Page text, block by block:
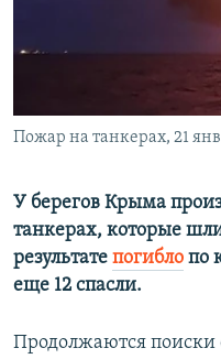
УКРАИНСКАЯ ПРОБЛЕМА
Все сайты RFE/RL
Пожар на танкерах, 21
У берегов Крыма
танкерах, которые
результате погибло по
еще 12 спасли.
Продолжаются